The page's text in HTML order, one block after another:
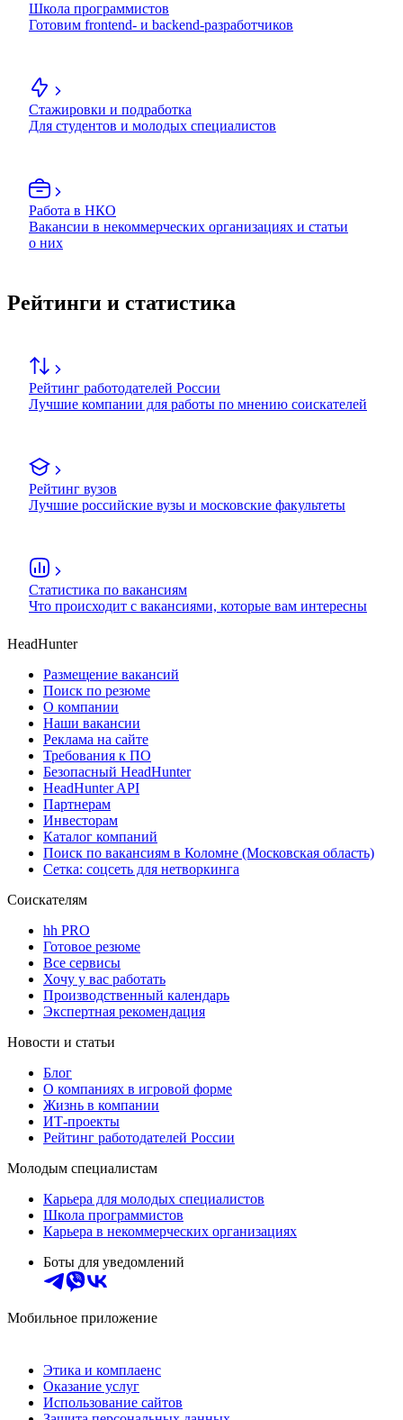
Школа программистов
Готовим frontend- и backend-разработчиков
Стажировки и подработка
Для студентов и молодых специалистов
Работа в НКО
Вакансии в некоммерческих организациях и статьи
о них
Рейтинги и статистика
Рейтинг работодателей России
Лучшие компании для работы по мнению соискателей
Рейтинг вузов
Лучшие российские вузы и московские факультеты
Статистика по вакансиям
Что происходит с вакансиями, которые вам интересны
HeadHunter
Размещение вакансий
Поиск по резюме
О компании
Наши вакансии
Реклама на сайте
Требования к ПО
Безопасный HeadHunter
HeadHunter API
Партнерам
Инвесторам
Каталог компаний
Поиск по вакансиям в Коломне (Московская область)
Сетка: соцсеть для нетворкинга
Соискателям
hh PRO
Готовое резюме
Все сервисы
Хочу у вас работать
Производственный календарь
Экспертная рекомендация
Новости и статьи
Блог
О компаниях в игровой форме
Жизнь в компании
ИТ-проекты
Рейтинг работодателей России
Молодым специалистам
Карьера для молодых специалистов
Школа программистов
Карьера в некоммерческих организациях
Боты для уведомлений
Мобильное приложение
Этика и комплаенс
Оказание услуг
Использование сайтов